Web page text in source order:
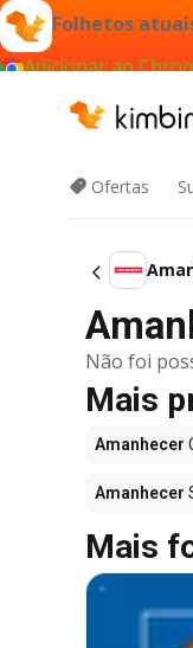
Folhetos
Adicionar ao
Ofertas
Não foi
Mais
Amanhecer
Amanhecer
Mais